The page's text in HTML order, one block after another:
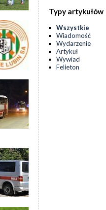
Typy artykułów
Wszystkie
Wiadomość
Wydarzenie
Artykuł
Wywiad
Felieton